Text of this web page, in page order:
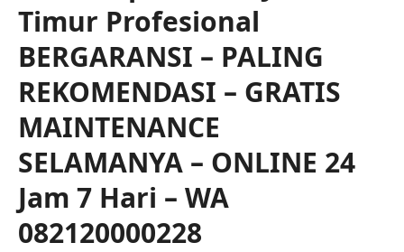
Timur Profesional
BERGARANSI – PALING
REKOMENDASI – GRATIS
MAINTENANCE
SELAMANYA – ONLINE 24
Jam 7 Hari – WA
082120000228